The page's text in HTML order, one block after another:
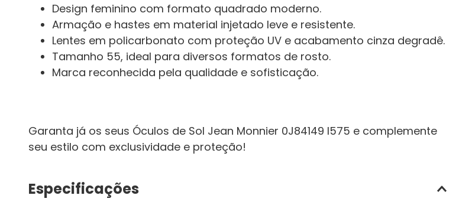
Design feminino com formato quadrado moderno.
Armação e hastes em material injetado leve e resistente.
Lentes em policarbonato com proteção UV e acabamento cinza degradê.
Tamanho 55, ideal para diversos formatos de rosto.
Marca reconhecida pela qualidade e sofisticação.
Garanta já os seus Óculos de Sol Jean Monnier 0J84149 I575 e complemente
seu estilo com exclusividade e proteção!
Especificações